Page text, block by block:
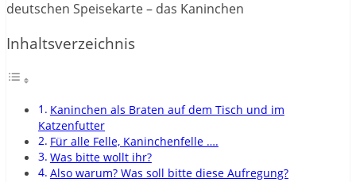
deutschen Speisekarte – das Kaninchen
Inhaltsverzeichnis
Kaninchen als Braten auf dem Tisch und im
Katzenfutter
Für alle Felle, Kaninchenfelle ….
Was bitte wollt ihr?
Also warum? Was soll bitte diese Aufregung?